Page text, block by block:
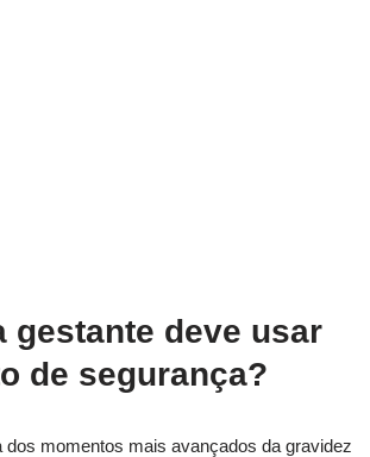
gestante deve usar
de segurança?
dos momentos mais avançados da gravidez